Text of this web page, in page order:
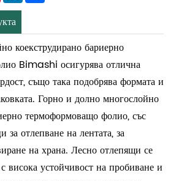
коекструдирано бариерно
Bimashi осигурява отлична
също така подобрява формата и
Горно и долно многослойно
термоформоващо фолио, със
за отлепване на лентата, за
на храна. Лесно отлепящи се
висока устойчивост на пробиване и